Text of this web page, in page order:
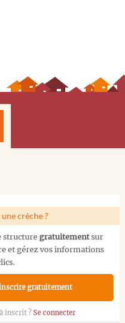
crèche ?
structure gratuitementsur
et gérez vos informations
gratuitement
inscrit ? Se connecter